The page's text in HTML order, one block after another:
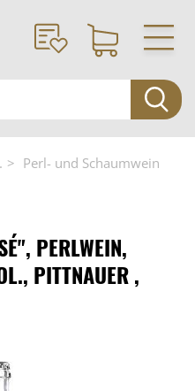
Perl- und Schaumwein
PERLWEIN,
PITTNAUER ,